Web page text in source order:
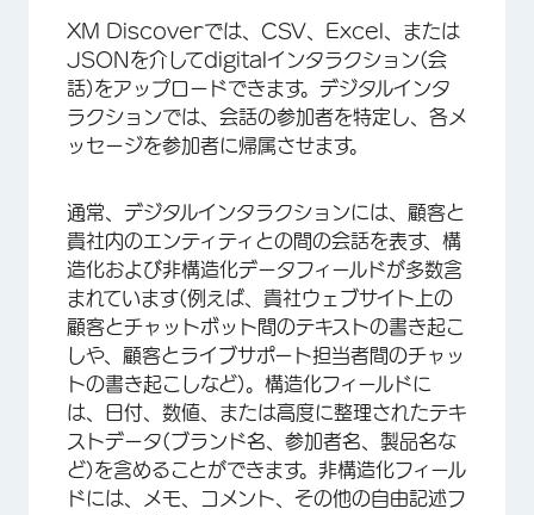
XM Discoverでは、CSV、Excel、または
JSONを介してdigitalインタラクション(会
話)をアップロードできます。デジタルインタ
ラクションでは、会話の参加者を特定し、各メ
ッセージを参加者に帰属させます。
通常、デジタルインタラクションには、顧客と
貴社内のエンティティとの間の会話を表す、構
造化および非構造化データフィールドが多数含
まれています(例えば、貴社ウェブサイト上の
顧客とチャットボット間のテキストの書き起こ
しや、顧客とライブサポート担当者間のチャッ
トの書き起こしなど)。構造化フィールドに
は、日付、数値、または高度に整理されたテキ
ストデータ(ブランド名、参加者名、製品名な
ど)を含めることができます。非構造化フィール
ドには、メモ、コメント、その他の自由記述フ